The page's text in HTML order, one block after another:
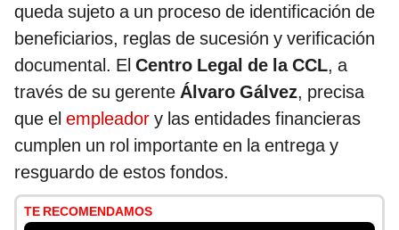
queda sujeto a un proceso de identificación de
beneficiarios, reglas de sucesión y verificación
documental. El Centro Legal de la CCL, a
través de su gerente Álvaro Gálvez, precisa
que el empleador y las entidades financieras
cumplen un rol importante en la entrega y
resguardo de estos fondos.
TE RECOMENDAMOS